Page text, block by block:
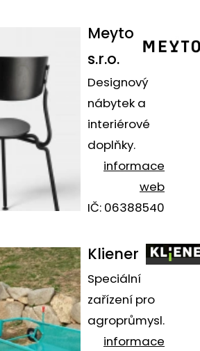
Meyto
s.r.o.
Designový
nábytek a
interiérové
doplňky.
informace
web
IČ: 06388540
Kliener
Speciální
zařízení pro
agroprůmysl.
informace